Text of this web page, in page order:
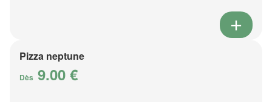
Pizza neptune
Dès 9.00 €